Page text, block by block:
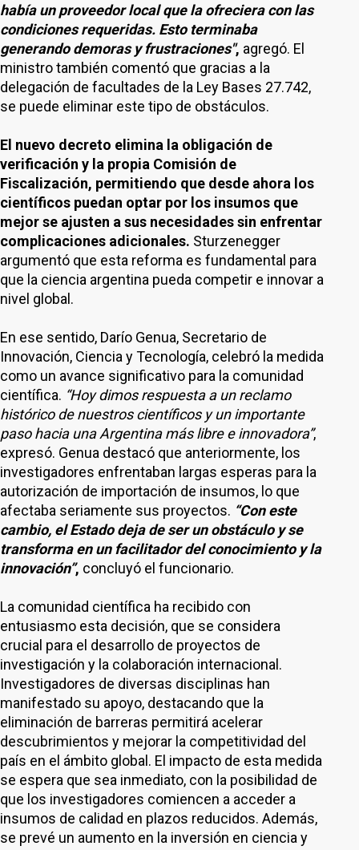
había un proveedor local que la ofreciera con las
condiciones requeridas. Esto terminaba
generando demoras y frustraciones", agregó. El
ministro también comentó que gracias a la
delegación de facultades de la Ley Bases 27.742,
se puede eliminar este tipo de obstáculos.
El nuevo decreto elimina la obligación de
verificación y la propia Comisión de
Fiscalización, permitiendo que desde ahora los
científicos puedan optar por los insumos que
mejor se ajusten a sus necesidades sin enfrentar
complicaciones adicionales. Sturzenegger
argumentó que esta reforma es fundamental para
que la ciencia argentina pueda competir e innovar a
nivel global.
En ese sentido, Darío Genua, Secretario de
Innovación, Ciencia y Tecnología, celebró la medida
como un avance significativo para la comunidad
científica. “Hoy dimos respuesta a un reclamo
histórico de nuestros científicos y un importante
paso hacia una Argentina más libre e innovadora”,
expresó. Genua destacó que anteriormente, los
investigadores enfrentaban largas esperas para la
autorización de importación de insumos, lo que
afectaba seriamente sus proyectos. “Con este
cambio, el Estado deja de ser un obstáculo y se
transforma en un facilitador del conocimiento y la
innovación”, concluyó el funcionario.
La comunidad científica ha recibido con
entusiasmo esta decisión, que se considera
crucial para el desarrollo de proyectos de
investigación y la colaboración internacional.
Investigadores de diversas disciplinas han
manifestado su apoyo, destacando que la
eliminación de barreras permitirá acelerar
descubrimientos y mejorar la competitividad del
país en el ámbito global. El impacto de esta medida
se espera que sea inmediato, con la posibilidad de
que los investigadores comiencen a acceder a
insumos de calidad en plazos reducidos. Además,
se prevé un aumento en la inversión en ciencia y